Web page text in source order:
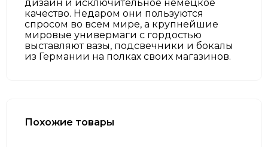
дизайн и исключительное немецкое
качество. Недаром они пользуются
спросом во всем мире, а крупнейшие
мировые универмаги с гордостью
выставляют вазы, подсвечники и бокалы
из Германии на полках своих магазинов.
Похожие товары